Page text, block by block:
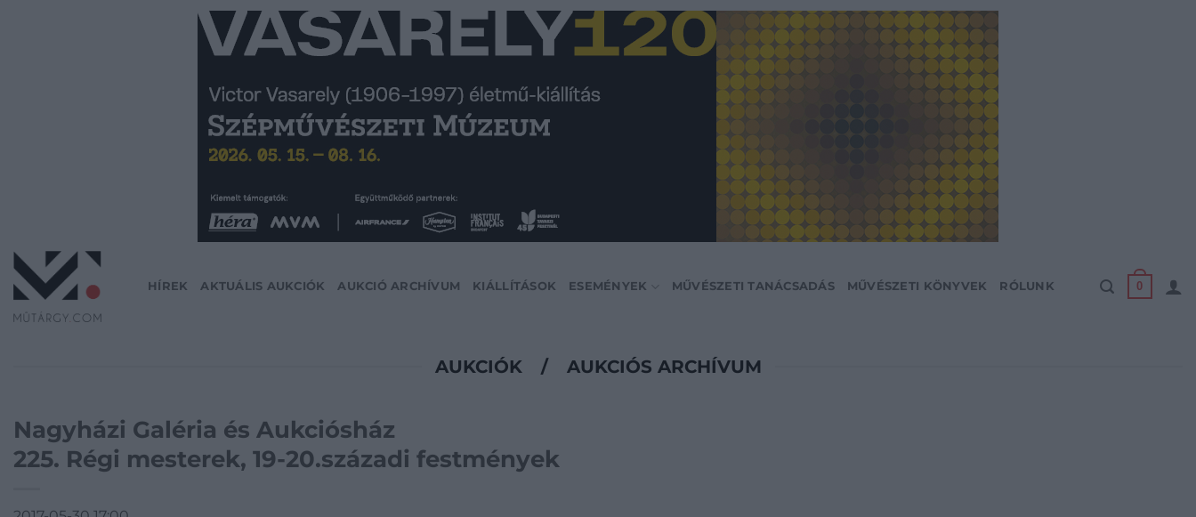
HÍREK AKTUÁLIS AUKCIÓK AUKCIÓ ARCHÍVUM KIÁLLÍTÁSOK ESEMÉNYEK MŰVÉSZETI TANÁCSADÁS MŰVÉSZETI KÖNYVEK RÓLUNK 0
AUKCIÓK / AUKCIÓS ARCHÍVUM
Nagyházi Galéria és Aukciósház
225. Régi mesterek, 19-20.századi festmények